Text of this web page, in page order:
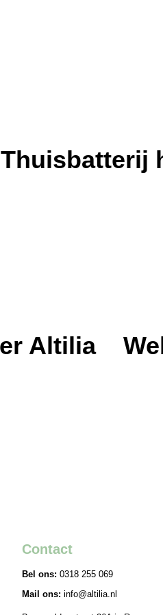
Thuisbatterij
Altilia
Contact
Bel ons: 0318 255 069
Mail ons: info@altilia.nl